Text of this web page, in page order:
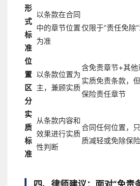
形
式
标
准
以条款在合同
中的章节位置
为准
仅限于“责任免除
位
置
区
分
以条款位置为
主，兼顾实质
含免责章节+其他
实质免责条款，
保险责任章节
实
质
标
准
从条款内容和
效果进行实质
性判断
合同任何位置，
质减轻或免除保